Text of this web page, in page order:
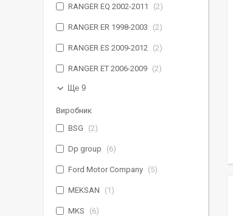
RANGER EQ 2002-2011 2
RANGER ER 1998-2003 2
RANGER ES 2009-2012 2
RANGER ET 2006-2009 2
Ще 9
Виробник
BSG
2
Dp group 6
Ford Motor Company 5
MEKSAN 1
MKS 6